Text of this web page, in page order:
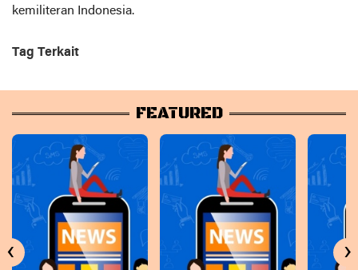
kemiliteran Indonesia.
Tag Terkait
FEATURED
‹ ›